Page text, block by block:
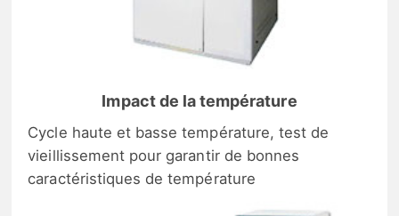
Impact de la température
Cycle haute et basse température, test de
vieillissement pour garantir de bonnes
caractéristiques de température